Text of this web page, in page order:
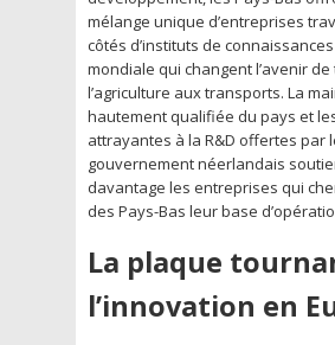
mélange unique d’entreprises
côtés d’instituts de
mondiale qui changent l’avenir de
l’agriculture aux transports. La
hautement qualifiée du pays et
attrayantes à la R&D offertes par
gouvernement néerlandais
davantage les entreprises qui
des Pays-Bas leur base
La plaque
l’innovation en